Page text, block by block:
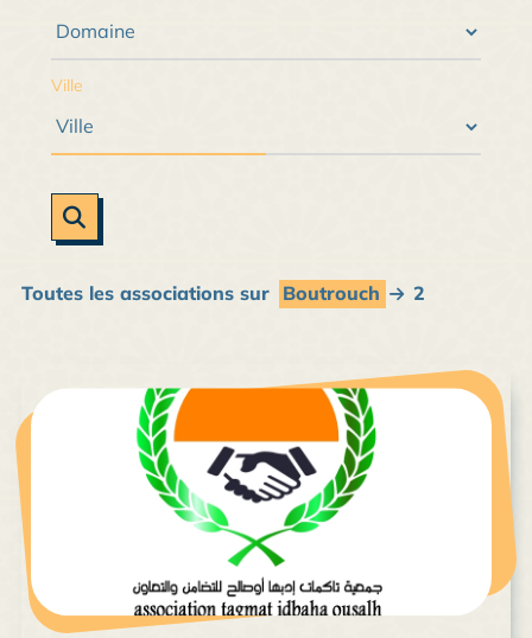
Ville
Toutes les associations sur Boutrouch 2